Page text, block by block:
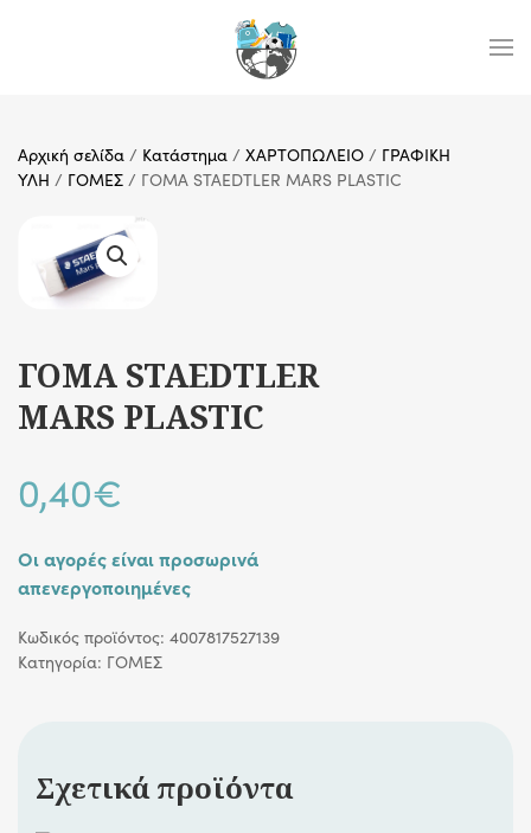
Αρχική σελίδα / Κατάστημα / ΧΑΡΤΟΠΩΛΕΙΟ / ΓΡΑΦΙΚΗ
ΥΛΗ / ΓΟΜΕΣ / ΓΟΜΑ STAEDTLER MARS PLASTIC
ΓΟΜΑ STAEDTLER
MARS PLASTIC
0,40€
Οι αγορές είναι προσωρινά
απενεργοποιημένες
Κωδικός προϊόντος: 4007817527139
Κατηγορία: ΓΟΜΕΣ
Σχετικά προϊόντα